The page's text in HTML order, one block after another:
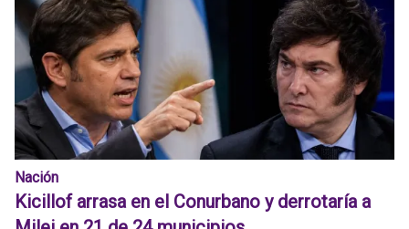
Nación
Kicillof arrasa en el Conurbano y derrotaría a